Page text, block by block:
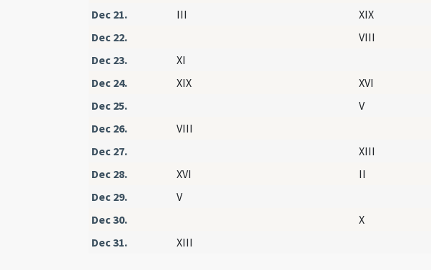
Dec 21.
III XIX
Dec 22.
VIII
Dec 23.
XI
Dec 24.
XIX XVI
Dec 25.
V
Dec 26.
VIII
Dec 27.
XIII
Dec 28.
XVI II
Dec 29.
V
Dec 30.
X
Dec 31.
XIII